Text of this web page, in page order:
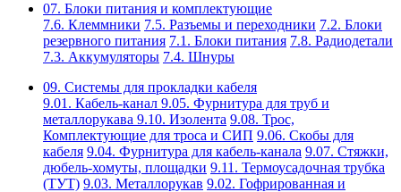
07. Блоки питания и комплектующие
7.6. Клеммники 7.5. Разъемы и переходники 7.2. Блоки
резервного питания 7.1. Блоки питания 7.8. Радиодетали
7.3. Аккумуляторы 7.4. Шнуры
09. Системы для прокладки кабеля
9.01. Кабель-канал 9.05. Фурнитура для труб и
металлорукава 9.10. Изолента 9.08. Трос,
Комплектующие для троса и СИП 9.06. Скобы для
кабеля 9.04. Фурнитура для кабель-канала 9.07. Стяжки,
дюбель-хомуты, площадки 9.11. Термоусадочная трубка
(ТУТ) 9.03. Металлорукав 9.02. Гофрированная и